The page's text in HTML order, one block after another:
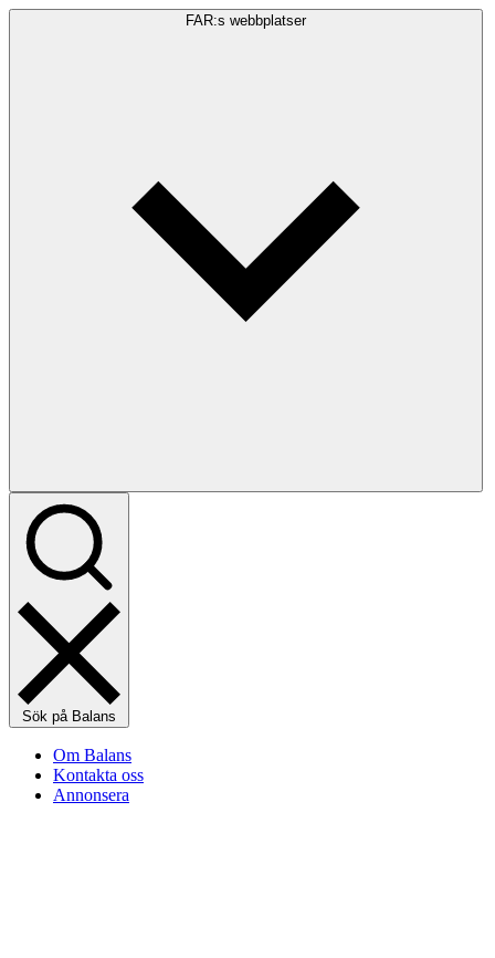
FAR:s webbplatser
Sök på Balans
Om Balans
Kontakta oss
Annonsera